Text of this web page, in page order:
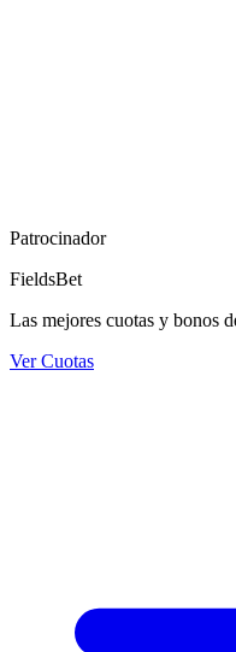
Patrocinador
FieldsBet
Las mejores cuotas y bonos
Ver Cuotas